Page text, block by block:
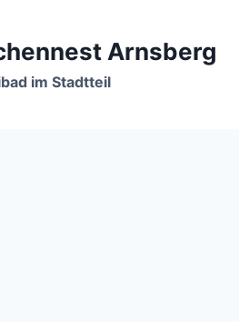
Arnsberg
im Stadtteil